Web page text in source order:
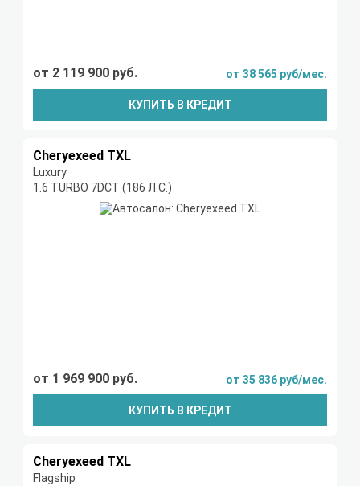
от 2 119 900 руб. от 38 565 руб/мес.
КУПИТЬ В КРЕДИТ
Cheryexeed TXL
Luxury
1.6 TURBO 7DCT (186 Л.С.)
от 1 969 900 руб. от 35 836 руб/мес.
КУПИТЬ В КРЕДИТ
Cheryexeed TXL
Flagship